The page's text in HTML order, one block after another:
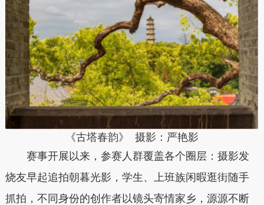
《古塔春韵》 摄影： 严艳影
赛事开展以来，参赛人群覆盖各个圈层：摄影发
烧友早起追拍朝暮光影，学生、上班族闲暇逛街随手
抓拍，不同身份的创作者以镜头寄情家乡，源源不断